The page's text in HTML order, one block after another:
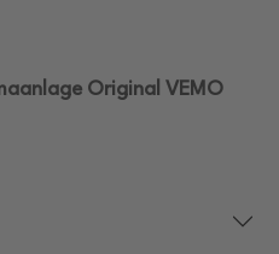
Original VEMO